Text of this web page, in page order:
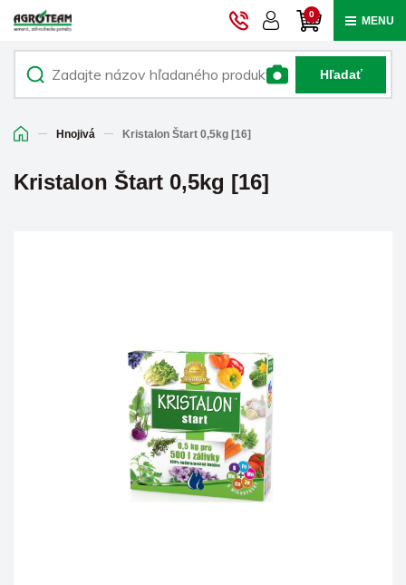
0 MENU
Hľadať
Hnojivá Kristalon Štart 0,5kg [16]
Kristalon Štart 0,5kg [16]